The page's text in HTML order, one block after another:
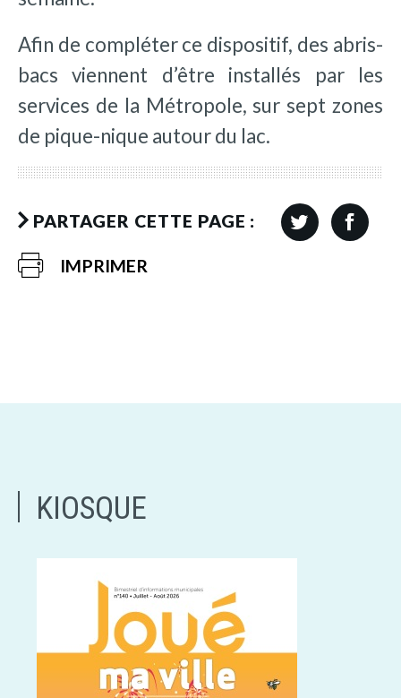
Afin de compléter ce dispositif, des abris-
bacs viennent d’être installés par les
services de la Métropole, sur sept zones
de pique-nique autour du lac.
PARTAGER CETTE PAGE :
IMPRIMER
KIOSQUE